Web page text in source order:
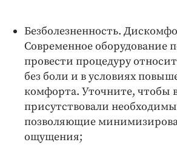
Безболезненность.
Современное оборудование
провести процедуру
без боли и в условиях
комфорта. Уточните, чтобы
присутствовали
позволяющие
ощущения;